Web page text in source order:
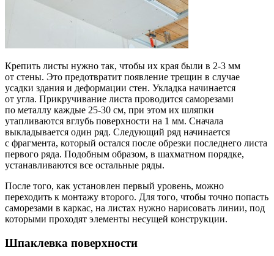
Крепить листы нужно так, чтобы их края были в 2-3 мм
от стены. Это предотвратит появление трещин в случае
усадки здания и деформации стен. Укладка начинается
от угла. Прикручивание листа проводится саморезами
по металлу каждые 25-30 см, при этом их шляпки
утапливаются вглубь поверхности на 1 мм. Сначала
выкладывается один ряд. Следующий ряд начинается
с фрагмента, который остался после обрезки последнего листа
первого ряда. Подобным образом, в шахматном порядке,
устанавливаются все остальные ряды.
После того, как установлен первый уровень, можно
переходить к монтажу второго. Для того, чтобы точно попасть
саморезами в каркас, на листах нужно нарисовать линии, под
которыми проходят элементы несущей конструкции.
Шпаклевка поверхности